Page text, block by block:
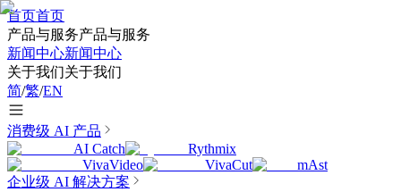
首页首页
产品与服务产品与服务
新闻中心新闻中心
关于我们关于我们
简/繁/EN
消费级 AI 产品
AI Catch
Rythmix
VivaVideo
VivaCut
mAst
企业级 AI 解决方案